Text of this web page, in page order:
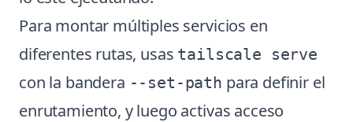
Para montar múltiples servicios en
diferentes rutas, usas tailscale serve
con la bandera --set-path para definir el
enrutamiento, y luego activas acceso